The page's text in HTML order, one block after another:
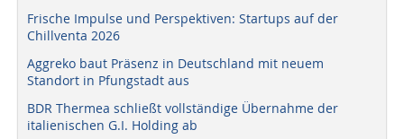
Frische Impulse und Perspektiven: Startups auf der
Chillventa 2026
Aggreko baut Präsenz in Deutschland mit neuem
Standort in Pfungstadt aus
BDR Thermea schließt vollständige Übernahme der
italienischen G.I. Holding ab